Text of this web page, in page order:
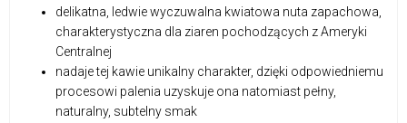
delikatna, ledwie wyczuwalna kwiatowa nuta zapachowa,
charakterystyczna dla ziaren pochodzących z Ameryki
Centralnej
nadaje tej kawie unikalny charakter, dzięki odpowiedniemu
procesowi palenia uzyskuje ona natomiast pełny,
naturalny, subtelny smak